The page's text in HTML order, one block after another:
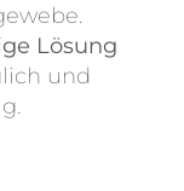
Lösung
und